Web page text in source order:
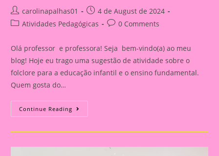
Post
author:
carolinapalhas01
Post
published:
4 de August de 2024
PostAtividades Pedagógicas
Post0 Comments
Olá professor e professora! Seja bem-vindo(a) ao meu
blog! Hoje eu trago uma sugestão de atividade sobre o
folclore para a educação infantil e o ensino fundamental.
Quem gosta do…
Continue Reading Atividade
Sobre
Folclore